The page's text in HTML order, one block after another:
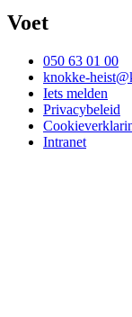
Voet
050 63 01 00
knokke-
Iets melden
Privacybeleid
Intranet